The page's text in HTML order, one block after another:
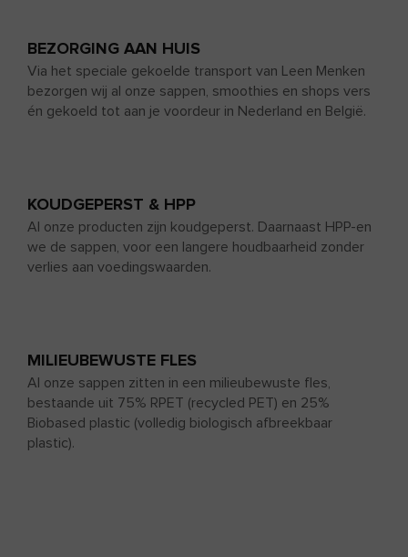
BEZORGING AAN HUIS
Via het speciale gekoelde transport van Leen Menken
bezorgen wij al onze sappen, smoothies en shops vers
én gekoeld tot aan je voordeur in Nederland en België.
KOUDGEPERST & HPP
Al onze producten zijn koudgeperst. Daarnaast HPP-en
we de sappen, voor een langere houdbaarheid zonder
verlies aan voedingswaarden.
MILIEUBEWUSTE FLES
Al onze sappen zitten in een milieubewuste fles,
bestaande uit 75% RPET (recycled PET) en 25%
Biobased plastic (volledig biologisch afbreekbaar
plastic).